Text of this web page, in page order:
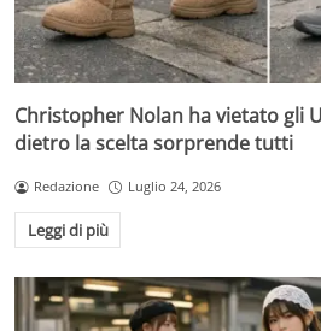
Christopher Nolan ha vietato gli
dietro la scelta sorprende tutti
Redazione Luglio 24, 2026
Leggi di più